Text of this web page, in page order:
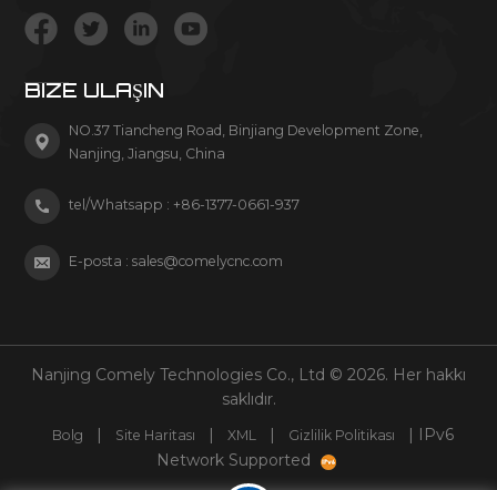
BIZE ULAŞIN
NO.37 Tiancheng Road, Binjiang Development Zone,
Nanjing, Jiangsu, China
tel/Whatsapp : +86-1377-0661-937
E-posta :sales@comelycnc.com
Nanjing Comely Technologies Co., Ltd © 2026. Her hakkı
saklıdır.
Bolg | Site Haritası | XML | Gizlilik Politikası
| IPv6
Network Supported